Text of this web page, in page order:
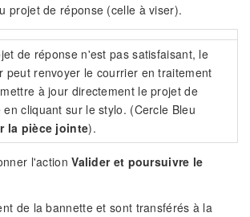
projet de réponse (celle à viser).
de réponse n'est pas satisfaisant, le
peut renvoyer le courrier en traitement
à jour directement le projet de
en cliquant sur le stylo. (Cercle Bleu
la pièce jointe).
l'actionValider et poursuivre le
de la bannette et sont transférés à la